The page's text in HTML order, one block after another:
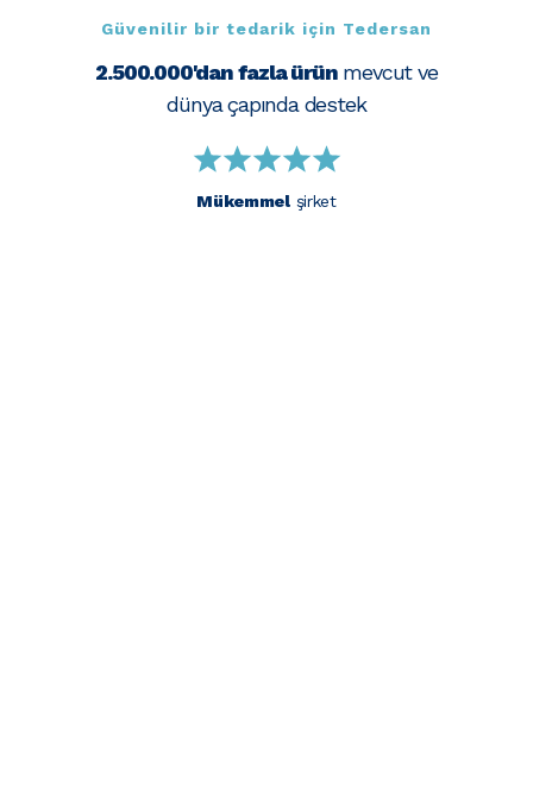
Güvenilir bir tedarik için Tedersan
2.500.000'dan fazla ürünmevcut ve
dünya çapında destek
Mükemmelşirket